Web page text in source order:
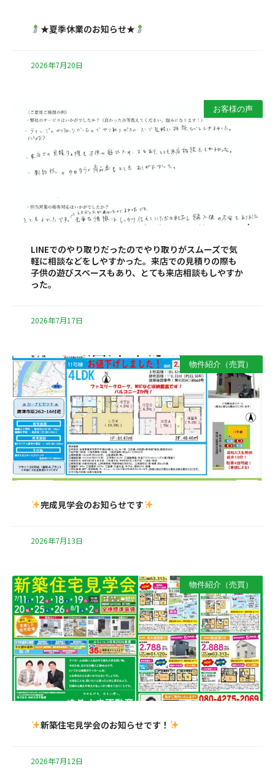
★夏季休業のお知らせ★
2026年7月20日
お客様の声
LINEでのやり取りだったのでやり取りがスムーズで気
軽に相談などをしやすかった。来店での見積りの際も
子供の遊びスペースもあり、とても来店相談もしやすか
った。
2026年7月17日
物件紹介（売買）
完成見学会のお知らせです
2026年7月13日
物件紹介（売買）
新築住宅見学会のお知らせです！
2026年7月12日